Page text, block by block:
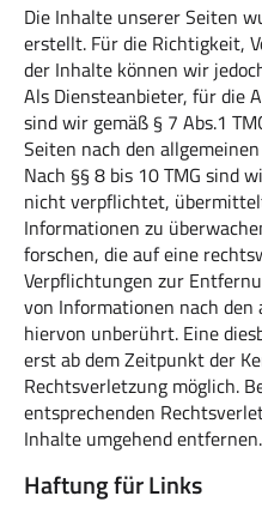
Die Inhalte unserer Seiten
erstellt. Für die Richtigkeit,
der Inhalte können wir
Als Diensteanbieter, für die
sind wir gemäß § 7 Abs.1
Seiten nach den
Nach §§ 8 bis 10 TMG sind
nicht verpflichtet,
Informationen zu
forschen, die auf eine
Verpflichtungen zur
von Informationen nach den
hiervon unberührt. Eine
erst ab dem Zeitpunkt der
Rechtsverletzung möglich.
entsprechenden
Inhalte umgehend entfernen.
Haftung für Links